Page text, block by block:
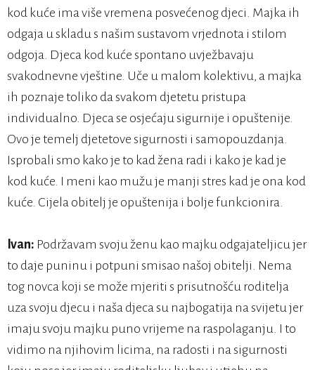
kod kuće ima više vremena posvećenog djeci. Majka ih
odgaja u skladu s našim sustavom vrjednota i stilom
odgoja. Djeca kod kuće spontano uvježbavaju
svakodnevne vještine. Uče u malom kolektivu, a majka
ih poznaje toliko da svakom djetetu pristupa
individualno. Djeca se osjećaju sigurnije i opuštenije.
Ovo je temelj djetetove sigurnosti i samopouzdanja.
Isprobali smo kako je to kad žena radi i kako je kad je
kod kuće. I meni kao mužu je manji stres kad je ona kod
kuće. Cijela obitelj je opuštenija i bolje funkcionira.
Ivan: Podržavam svoju ženu kao majku odgajateljicu jer
to daje puninu i potpuni smisao našoj obitelji. Nema
tog novca koji se može mjeriti s prisutnošću roditelja
uza svoju djecu i naša djeca su najbogatija na svijetu jer
imaju svoju majku puno vrijeme na raspolaganju. I to
vidimo na njihovim licima, na radosti i na sigurnosti